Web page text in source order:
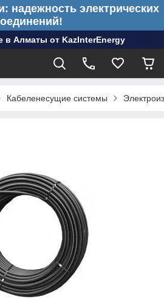
надежность электрических
в Алматы от KazInterEnergy
Кабеленесущие системы